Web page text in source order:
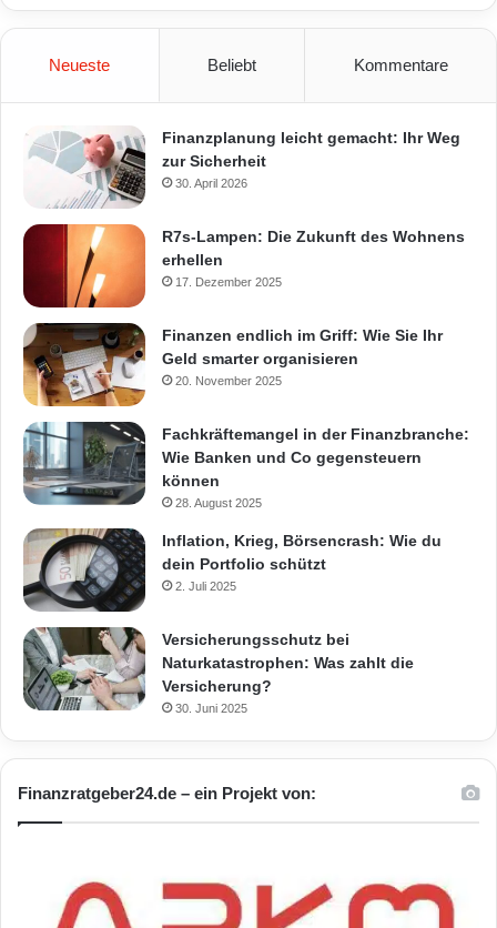
Neueste Beliebt Kommentare
Finanzplanung leicht gemacht: Ihr Weg
zur Sicherheit
30. April 2026
R7s-Lampen: Die Zukunft des Wohnens
erhellen
17. Dezember 2025
Finanzen endlich im Griff: Wie Sie Ihr
Geld smarter organisieren
20. November 2025
Fachkräftemangel in der Finanzbranche:
Wie Banken und Co gegensteuern
können
28. August 2025
Inflation, Krieg, Börsencrash: Wie du
dein Portfolio schützt
2. Juli 2025
Versicherungsschutz bei
Naturkatastrophen: Was zahlt die
Versicherung?
30. Juni 2025
Finanzratgeber24.de – ein Projekt von: